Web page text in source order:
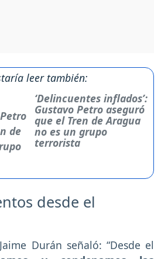
leer también:
‘Delincuentes inflados’:
Gustavo Petro aseguró
que el Tren de Aragua
no es un grupo
terrorista
desde el
Durán señaló: “Desde el